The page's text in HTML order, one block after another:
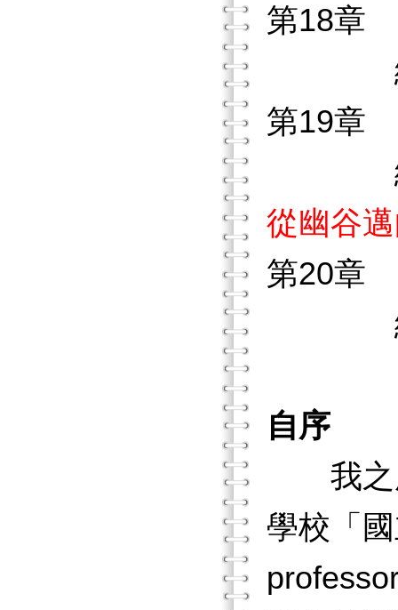
第18章
練習
第19章
練習
從幽谷
第20章
練習
自序
我之所
學校「